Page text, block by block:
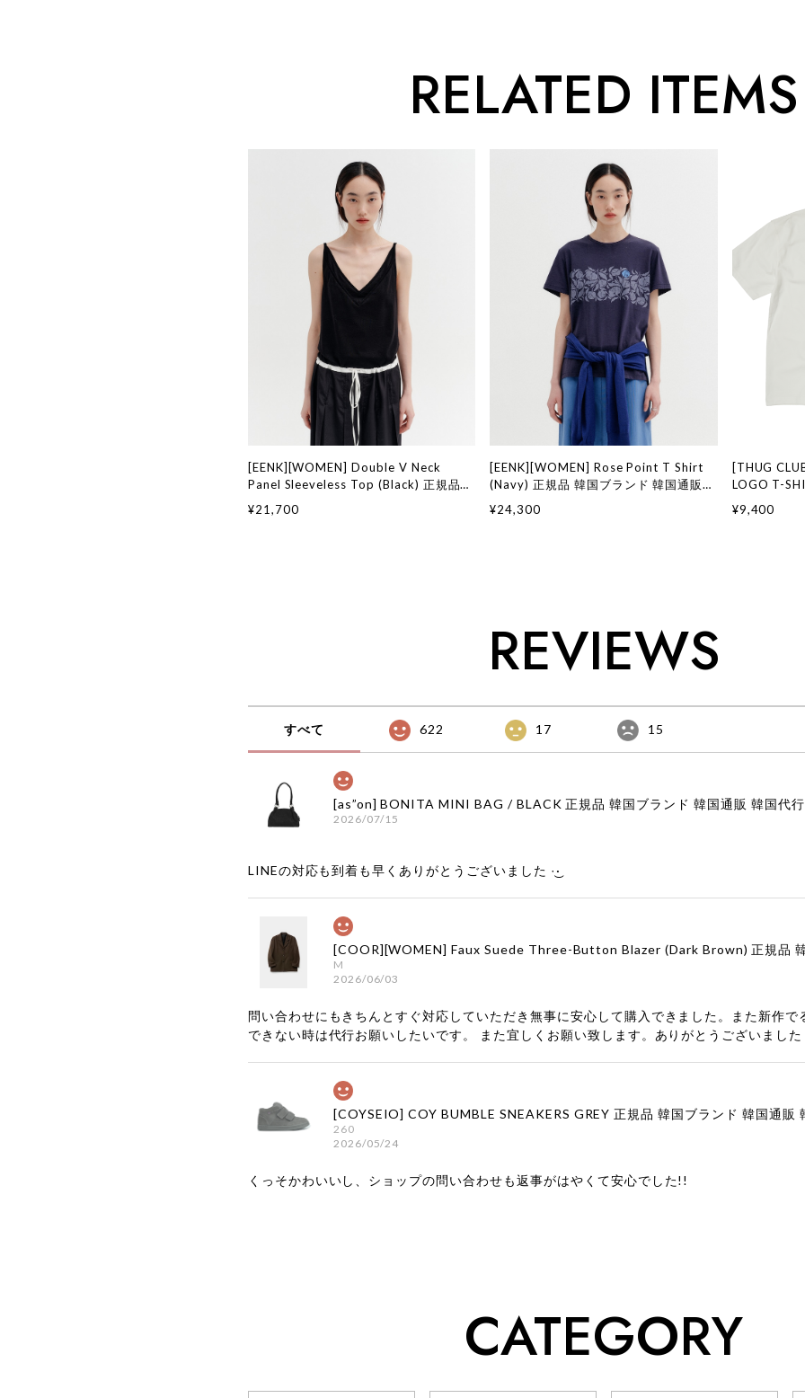
RELATED ITEMS
[EENK][WOMEN] Double V Neck
Panel Sleeveless Top (Black) 正規品
ァッション インク 日本 店舗
¥21,700
[EENK][WOMEN] Rose Point T Shirt
(Navy) 正規品 韓国ブランド 韓国通販
店舗
¥24,300
[THUG
LOGO T-
クラブ 日本
¥9,400
REVIEWS
すべて 622 17 15
2026/07/15
LINEの対応も到着も早くありがとうございました‪ ·͜·
M
2026/06/03
問い合わせにもきちんとすぐ対応していただき無事に安心して購入できました。また新作で
できない時は代行お願いしたいです。 また宜しくお願い致します。ありがとうございました
260
2026/05/24
くっそかわいいし、ショップの問い合わせも返事がはやくて安心でした!!
CATEGORY